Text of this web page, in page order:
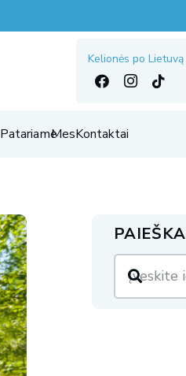
Kelionės po Lietuvą
PatariameMesKontaktai
PAIEŠKA